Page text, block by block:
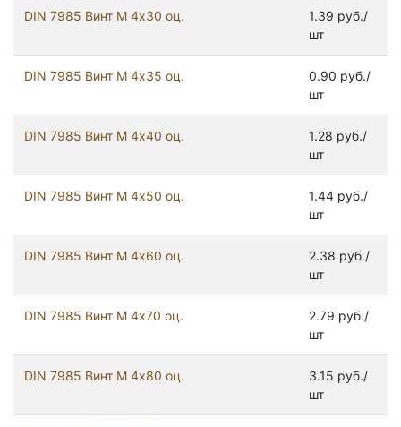
DIN 7985 Винт М 4х30 оц.
1.39 руб./
шт
DIN 7985 Винт М 4х35 оц.
0.90 руб./
шт
DIN 7985 Винт М 4х40 оц.
1.28 руб./
шт
DIN 7985 Винт М 4х50 оц.
1.44 руб./
шт
DIN 7985 Винт М 4х60 оц.
2.38 руб./
шт
DIN 7985 Винт М 4х70 оц.
2.79 руб./
шт
DIN 7985 Винт М 4х80 оц.
3.15 руб./
шт